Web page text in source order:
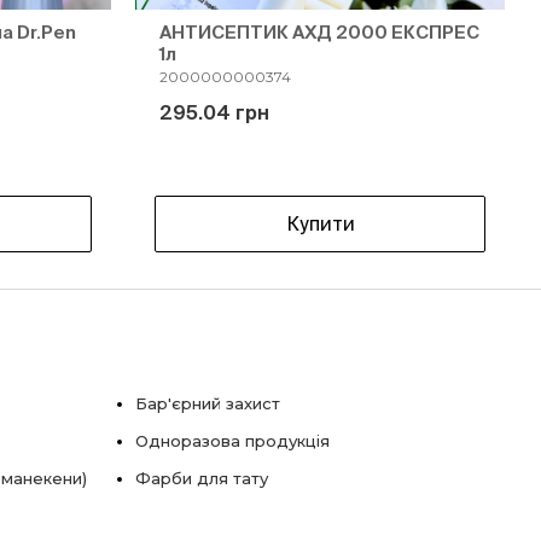
Dr.Pen
АНТИСЕПТИК АХД 2000 ЕКСПРЕС
1л
2000000000374
295.04 грн
Купити
манекени)
Бар'єрний захист
Одноразова продукція
Фарби для тату